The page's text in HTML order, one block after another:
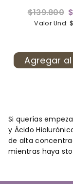
Precio
habitual
$139.800
Valor Und:
Agregar
Si querías
y Ácido
de alta
mientras haya